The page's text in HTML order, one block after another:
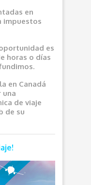
en
impuestos
es
horas o días
en Canadá
una
de viaje
de su